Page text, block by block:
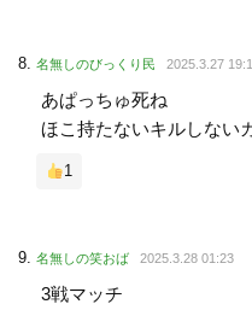
名無しのびっくり民 2025.3.27
あぱっちゅ死ね
ほこ持たないキルしない
1
名無しの笑おば 2025.3.28 01:23
3戦マッチ